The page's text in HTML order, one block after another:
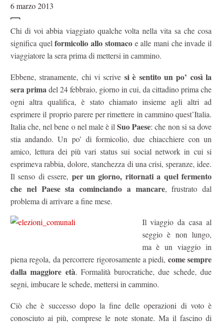
6 marzo 2013
Chi di voi abbia viaggiato qualche volta nella vita sa che cosa
significa quelformicolio allo stomacoe alle mani che invade il
viaggiatore la sera prima di mettersi in cammino.
Ebbene, stranamente, chi vi scrive si è sentito un po’ così la
sera prima del 24 febbraio, giorno in cui, da cittadino prima che
ogni altra qualifica, è stato chiamato insieme agli altri ad
esprimere il proprio parere per rimettere in cammino quest’Italia.
Italia che, nel bene o nel male è ilSuo Paese: che non si sa dove
stia andando. Un po’ di formicolio, due chiacchiere con un
amico, lettura dei più vari status sui social network in cui si
esprimeva rabbia, dolore, stanchezza di una crisi, speranze, idee.
Il senso di essere, per un giorno, ritornati a quel fermento
che nel Paese sta cominciando a mancare, frustrato dal
problema di arrivare a fine mese.
Il viaggio da casa al
seggio è non lungo,
ma è un viaggio in
piena regola, da percorrere rigorosamente a piedi, come sempre
dalla maggiore età. Formalità burocratiche, due schede, due
segni, imbucare le schede, mettersi in cammino.
Ciò che è successo dopo la fine delle operazioni di voto è
conosciuto ai più, comprese le note stonate. Ma il fascino di